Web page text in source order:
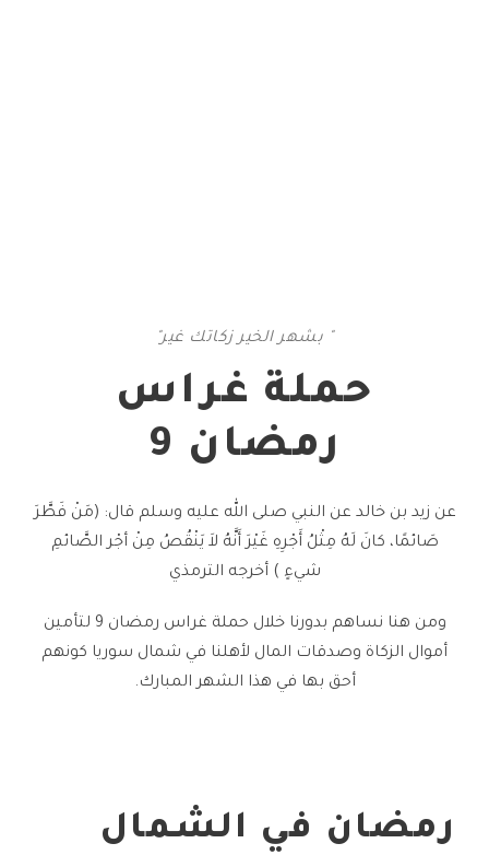
" بشهر الخير زكاتك غير"
حملة غراس
رمضان 9
عن زيد بن خالد عن النبي صلى الله عليه وسلم قال: (مَنْ فَطَّرَ
صَائمًا، كانَ لَهُ مِثْلُ أَجْرِهِ غَيْرَ أَنَّهُ لاَ يَنْقُصُ مِنْ أجْر الصَّائمِ
شيءٍ ) أخرجه الترمذي
ومن هنا نساهم بدورنا خلال حملة غراس رمضان 9 لتأمين
أموال الزكاة وصدقات المال لأهلنا في شمال سوريا كونهم
أحق بها في هذا الشهر المبارك.
رمضان في الشمال